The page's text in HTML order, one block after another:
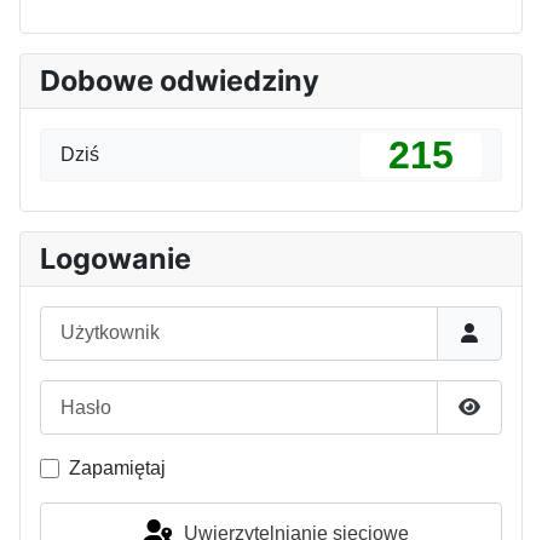
Dobowe odwiedziny
Dziś 215
Logowanie
Pokaż
Zapamiętaj
Uwierzytelnianie sieciowe